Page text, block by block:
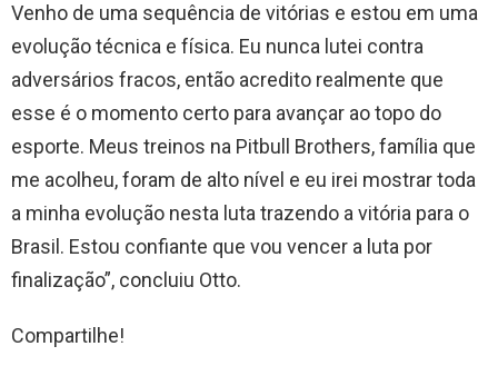
Venho de uma sequência de vitórias e estou em uma
evolução técnica e física. Eu nunca lutei contra
adversários fracos, então acredito realmente que
esse é o momento certo para avançar ao topo do
esporte. Meus treinos na Pitbull Brothers, família que
me acolheu, foram de alto nível e eu irei mostrar toda
a minha evolução nesta luta trazendo a vitória para o
Brasil. Estou confiante que vou vencer a luta por
finalização”, concluiu Otto.
Compartilhe!